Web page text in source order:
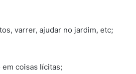
varrer, ajudar no jardim, etc;
coisas lícitas;